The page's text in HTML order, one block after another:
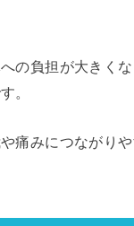
の負担が大きく
。
痛みにつながり